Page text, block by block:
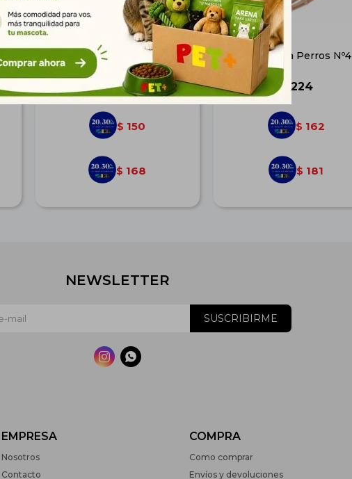
Bowl de Apoyo 16 cm Rojo
$ 208
$ 150
$ 168
Bozal para Perros Nº4
$ 224
$ 162
$ 181
EMPRESA
Nosotros
Contacto
COMPRA
Como comprar
Envíos y devoluciones
NEWSLETTER
SUSCRIBIRME
 